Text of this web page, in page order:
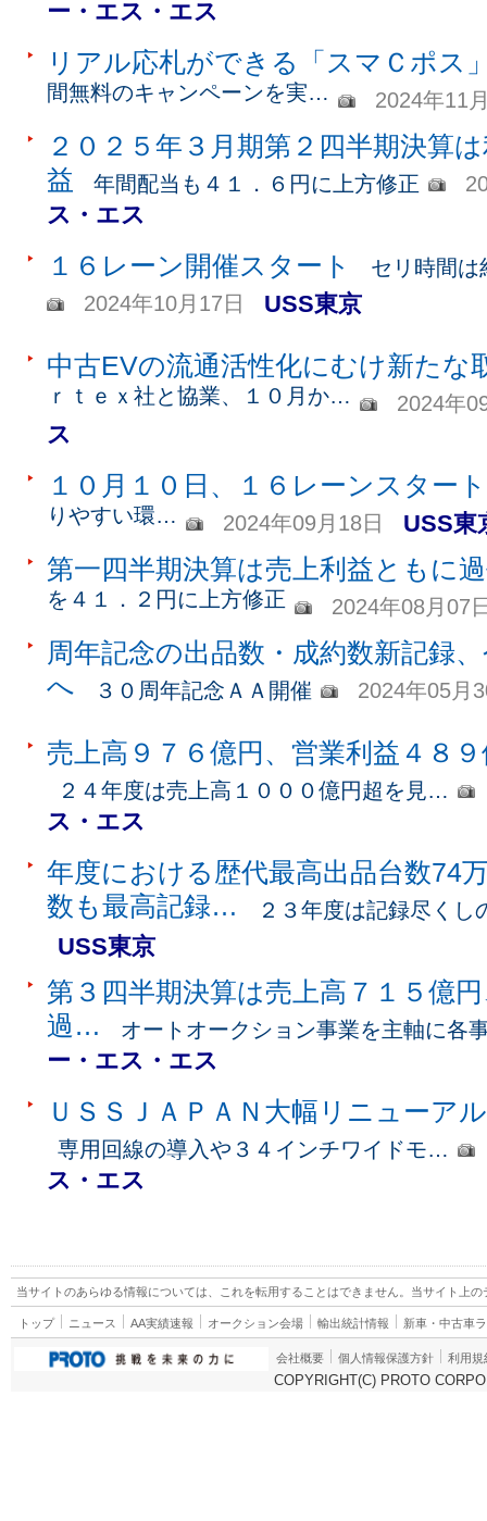
ー・エス・エス
リアル応札ができる「スマＣポス
間無料のキャンペーンを実… 2024年11
２０２５年３月期第２四半期決算
益 年間配当も４１．６円に上方修正
ス・エス
１６レーン開催スタート
セリ時間
2024年10月17日
USS東京
中古EVの流通活性化にむけ新たな
ｒｔｅｘ社と協業、１０月か… 2024年
ス
１０月１０日、１６レーンスタート
りやすい環… 2024年09月18日 USS東
第一四半期決算は売上利益ともに
を４１．２円に上方修正 2024年08月07
周年記念の出品数・成約数新記録
へ ３０周年記念ＡＡ開催 2024年05月
売上高９７６億円、営業利益４８
２４年度は売上高１０００億円超を見…
ス・エス
年度における歴代最高出品台数74
数も最高記録… ２３年度は記録尽くし
USS東京
第３四半期決算は売上高７１５億
過… オートオークション事業を主軸に各
ー・エス・エス
ＵＳＳＪＡＰＡＮ大幅リニューア
専用回線の導入や３４インチワイドモ…
ス・エス
当サイトのあらゆる情報については、これを転用することはできません。当サイト上
トップ ニュース AA実績速報 オークション会場 輸出統計情報 新車・中古車
会社概要 個人情報保護方針 利用規
COPYRIGHT(C) PROTO